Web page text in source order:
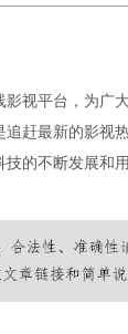
视平台，为广
赶最新的影视
的不断发展和